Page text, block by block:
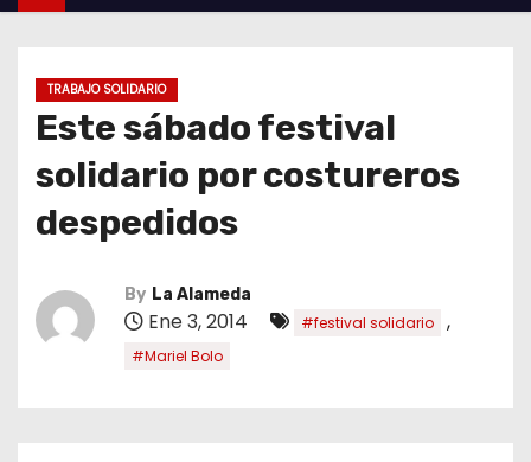
TRABAJO SOLIDARIO
Este sábado festival
solidario por costureros
despedidos
By La Alameda
Ene 3, 2014 #festival solidario ,
#Mariel Bolo